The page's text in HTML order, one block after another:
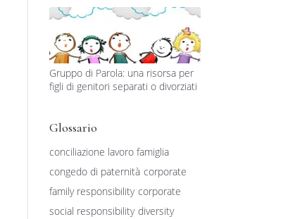
Gruppo di Parola: una risorsa per
figli di genitori separati o divorziati
Glossario
conciliazione lavoro famiglia
congedo di paternità corporate
family responsibility corporate
social responsibility diversity